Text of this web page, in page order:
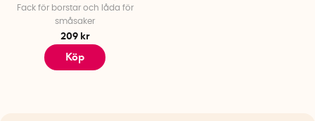
Fack för borstar och låda för
småsaker
209 kr
Köp